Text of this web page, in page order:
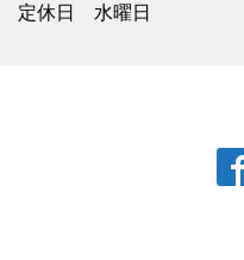
定休日 水曜日